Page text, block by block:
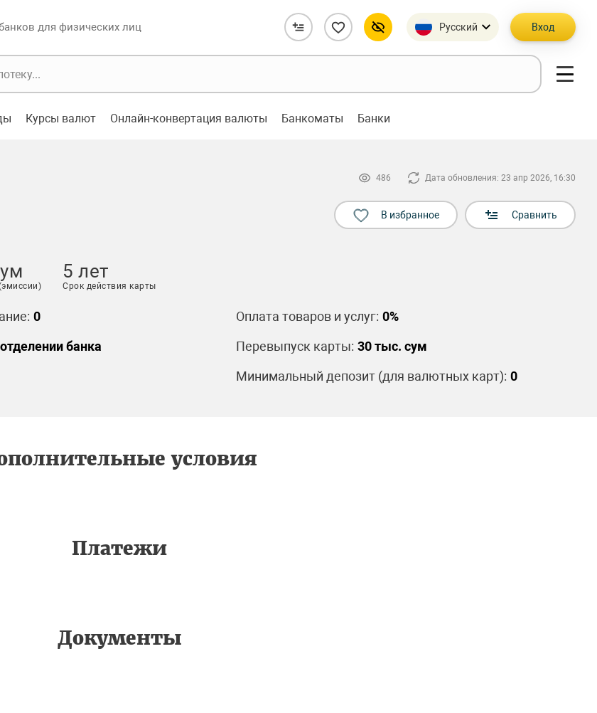
для физических лиц Русский Вход
Курсы валют Онлайн-конвертация валюты Банкоматы Банки
486 Дата обновления: 23 апр 2026, 16:30
В избранное Сравнить
5 лет
Срок действия карты
0 Оплата товаров и услуг: 0%
банка Перевыпуск карты: 30 тыс. сум
Минимальный депозит (для валютных карт): 0
условия
Платежи
Документы